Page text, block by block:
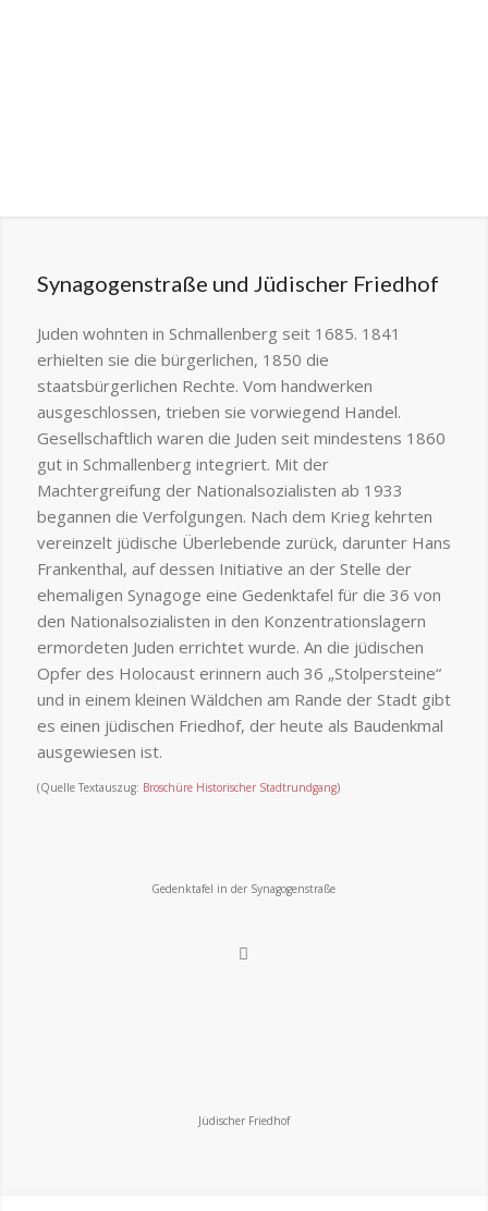
Synagogenstraße und Jüdischer Friedhof
Juden wohnten in Schmallenberg seit 1685. 1841
erhielten sie die bürgerlichen, 1850 die
staatsbürgerlichen Rechte. Vom handwerken
ausgeschlossen, trieben sie vorwiegend Handel.
Gesellschaftlich waren die Juden seit mindestens 1860
gut in Schmallenberg integriert. Mit der
Machtergreifung der Nationalsozialisten ab 1933
begannen die Verfolgungen. Nach dem Krieg kehrten
vereinzelt jüdische Überlebende zurück, darunter Hans
Frankenthal, auf dessen Initiative an der Stelle der
ehemaligen Synagoge eine Gedenktafel für die 36 von
den Nationalsozialisten in den Konzentrationslagern
ermordeten Juden errichtet wurde. An die jüdischen
Opfer des Holocaust erinnern auch 36 „Stolpersteine“
und in einem kleinen Wäldchen am Rande der Stadt gibt
es einen jüdischen Friedhof, der heute als Baudenkmal
ausgewiesen ist.
(Quelle Textauszug: Broschüre Historischer Stadtrundgang)
Gedenktafel in der Synagogenstraße
Jüdischer Friedhof